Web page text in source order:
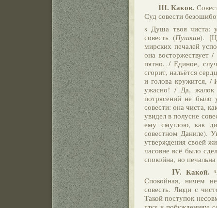
III. Каков.
Суд совести
s Душа твоя чиста:
совесть (Пушкин).
мирских печалей
она
пятно, / Единое,
сгорит, нальётся
и голова кружится, /
ужасно! / Да, жалок
потрясений не было
совести: она чиста,
увидел в полусне
ему смуглою, как
совестном Даниле).
утверждения своей
часовне всё было
спокойна, но
IV. Какой.
Спокойная, ничем
совесть. Люди с
Такой поступок